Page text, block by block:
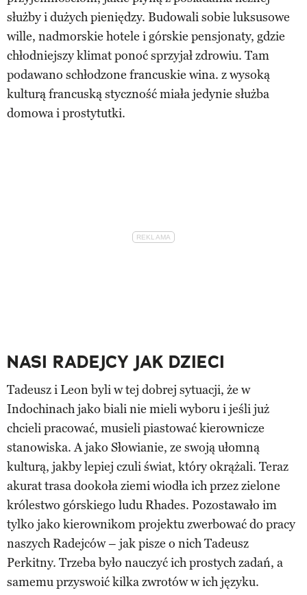
służby i dużych pieniędzy. Budowali sobie luksusowe
wille, nadmorskie hotele i górskie pensjonaty, gdzie
chłodniejszy klimat ponoć sprzyjał zdrowiu. Tam
podawano schłodzone francuskie wina. z wysoką
kulturą francuską styczność miała jedynie służba
domowa i prostytutki.
NASI RADEJCY JAK DZIECI
Tadeusz i Leon byli w tej dobrej sytuacji, że w
Indochinach jako biali nie mieli wyboru i jeśli już
chcieli pracować, musieli piastować kierownicze
stanowiska. A jako Słowianie, ze swoją ułomną
kulturą, jakby lepiej czuli świat, który okrążali. Teraz
akurat trasa dookoła ziemi wiodła ich przez zielone
królestwo górskiego ludu Rhades. Pozostawało im
tylko jako kierownikom projektu zwerbować do pracy
naszych Radejców – jak pisze o nich Tadeusz
Perkitny. Trzeba było nauczyć ich prostych zadań, a
samemu przyswoić kilka zwrotów w ich języku.